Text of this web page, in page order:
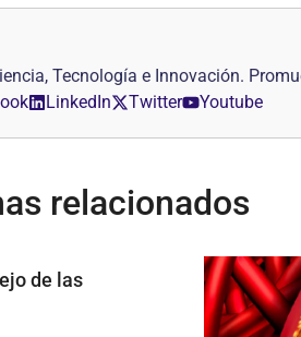
Tecnología e Innovación.
LinkedIn Twitter Youtube
relacionados
de las